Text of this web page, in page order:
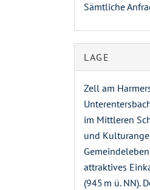
Sämtliche
LAGE
Zell am
im Mittleren
und
attraktives
(945 m ü. NN).